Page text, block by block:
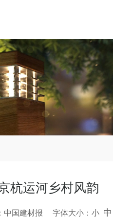
杭运河乡村风韵
国建材报 字体大小： 小 中